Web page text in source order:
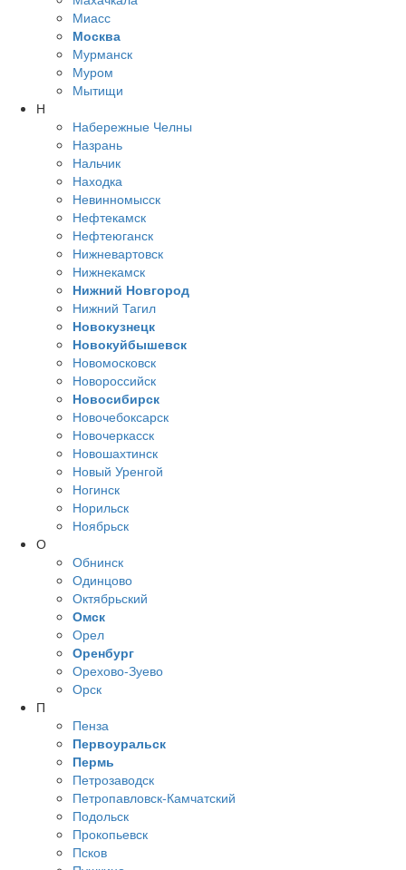
Миасс
Москва
Мурманск
Муром
Мытищи
Н
Набережные Челны
Назрань
Нальчик
Находка
Невинномысск
Нефтекамск
Нефтеюганск
Нижневартовск
Нижнекамск
Нижний Новгород
Нижний Тагил
Новокузнецк
Новокуйбышевск
Новомосковск
Новороссийск
Новосибирск
Новочебоксарск
Новочеркасск
Новошахтинск
Новый Уренгой
Ногинск
Норильск
Ноябрьск
О
Обнинск
Одинцово
Октябрьский
Омск
Орел
Оренбург
Орехово-Зуево
Орск
П
Пенза
Первоуральск
Пермь
Петрозаводск
Петропавловск-Камчатский
Подольск
Прокопьевск
Псков